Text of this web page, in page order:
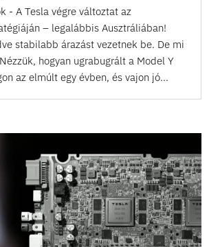
- A Tesla végre változtat az
– legalábbis Ausztráliában!
stabilabb árazást vezetnek be. De mi
hogyan ugrabugrált a Model Y
az elmúlt egy évben, és vajon jó...